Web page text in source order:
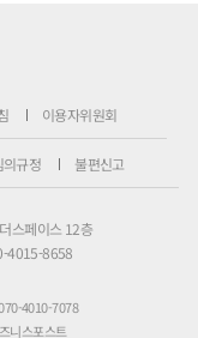
이용자위원회
의규정 불편신고
스페이스 12층
4015-8658
4010-7078
니스포스트